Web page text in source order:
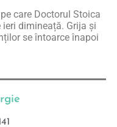
care Doctorul Stoica
dimineață. Grija și
se întoarce înapoi